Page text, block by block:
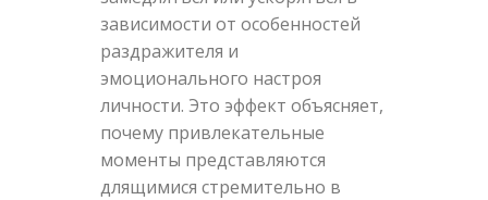
зависимости от особенностей
раздражителя и
эмоционального настроя
личности. Это эффект объясняет,
почему привлекательные
моменты представляются
длящимися стремительно в